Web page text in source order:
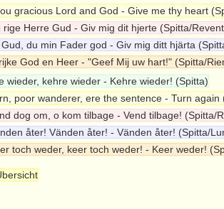
gracious Lord and God - Give me thy heart
rige Herre Gud - Giv mig dit hjerte (Spitta/
du min Fader god - Giv mig ditt hjärta
God en Heer - "Geef Mij uw hart!" (Spitta/
wieder, kehre wieder - Kehre wieder! (Spitta)
poor wanderer, ere the sentence - Turn again
dog om, o kom tilbage - Vend tilbage! (Spitta/
åter! Vänden åter! - Vänden åter! (Spitta/
toch weder, keer toch weder! - Keer weder!